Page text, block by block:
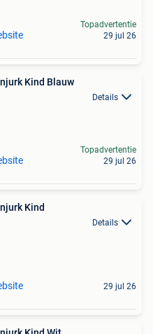
Topadvertentie
29 jul 26
Kind Blauw
Details
Topadvertentie
29 jul 26
Kind
Details
29 jul 26